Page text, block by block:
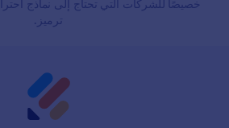
خصيصًا للشركات التي تحتاج إلى نماذج
ترميز.